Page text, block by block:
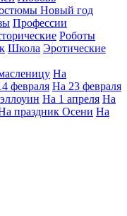
Новый год
Профессии
Роботы
Школа Эротические
На
февраля На 23 февраля
На 1 апреля На
праздник Осени На